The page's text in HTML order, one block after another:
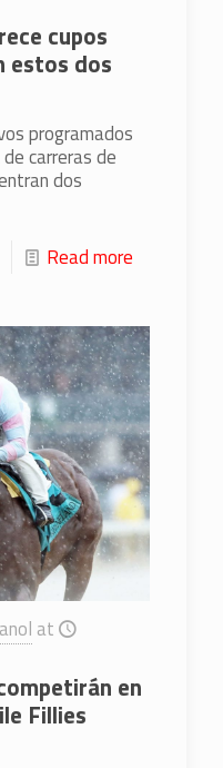
cupos
estos dos
programados
carreras de
dos
Read more
at
en
Fillies